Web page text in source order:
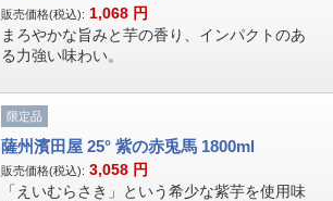
販売価格(税込): 1,068 円
まろやかな旨みと芋の香り、インパクトのあ
る力強い味わい。
限定品
薩州濱田屋 25° 紫の赤兎馬 1800ml
販売価格(税込): 3,058 円
「えいむらさき」という希少な紫芋を使用味